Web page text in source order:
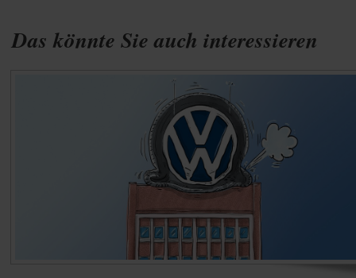
Das könnte Sie auch interessieren